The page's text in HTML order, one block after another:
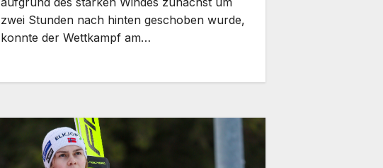
zwei Stunden nach hinten geschoben wurde,
konnte der Wettkampf am…